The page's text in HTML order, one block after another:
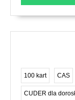
100 kart CAS
CUDER dla